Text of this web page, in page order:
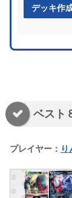
デッキ作
ベスト
プレイヤー： り